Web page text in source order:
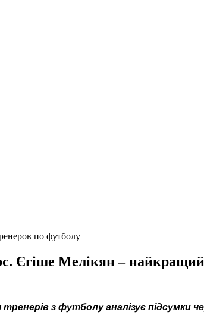
по футболу
Єгіше Мелікян –
тренерів з футболу аналізує підсумки